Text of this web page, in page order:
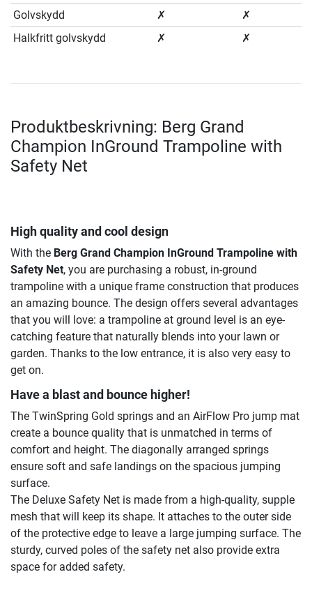
Golvskydd
✗
✗
Halkfritt golvskydd
✗ ✗
Produktbeskrivning: Berg Grand
Champion InGround Trampoline with
Safety Net
High quality and cool design
With the Berg Grand Champion InGround Trampoline with
Safety Net, you are purchasing a robust, in-ground
trampoline with a unique frame construction that produces
an amazing bounce. The design offers several advantages
that you will love: a trampoline at ground level is an eye-
catching feature that naturally blends into your lawn or
garden. Thanks to the low entrance, it is also very easy to
get on.
Have a blast and bounce higher!
The TwinSpring Gold springs and an AirFlow Pro jump mat
create a bounce quality that is unmatched in terms of
comfort and height. The diagonally arranged springs
ensure soft and safe landings on the spacious jumping
surface.
The Deluxe Safety Net is made from a high-quality, supple
mesh that will keep its shape. It attaches to the outer side
of the protective edge to leave a large jumping surface. The
sturdy, curved poles of the safety net also provide extra
space for added safety.